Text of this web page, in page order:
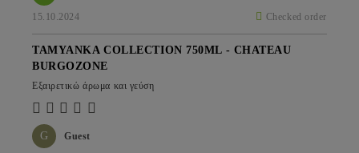
15.10.2024 Checked order
G Guest
TAMYANKA COLLECTION 750ML - CHATEAU
BURGOZONE
Εξαιρετικώ άρωμα και γεύση